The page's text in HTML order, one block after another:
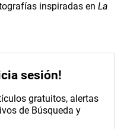
inspiradas en La
sesión!
gratuitos, alertas
de Búsqueda y